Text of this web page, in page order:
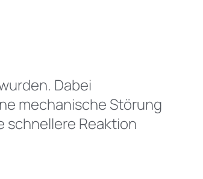
Dabei
mechanische Störung
schnellere Reaktion